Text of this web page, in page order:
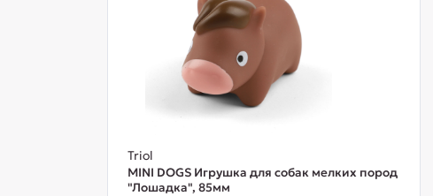
Triol
MINI DOGS Игрушка для собак мелких пород
"Лошадка", 85мм